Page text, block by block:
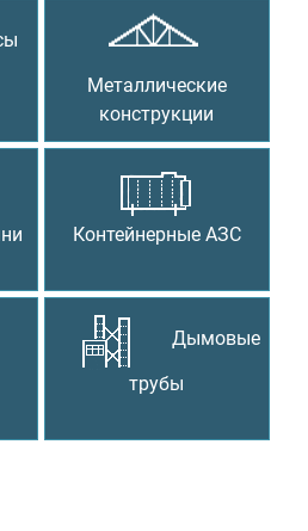
Металлические
конструкции
Контейнерные АЗС
Дымовые
трубы